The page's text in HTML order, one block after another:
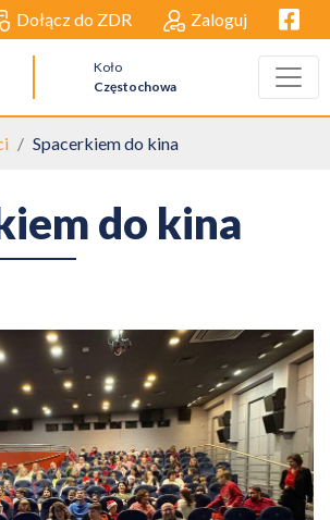
Dołącz do ZDR Zaloguj
Koło
Częstochowa
Spacerkiem do kina
do kina